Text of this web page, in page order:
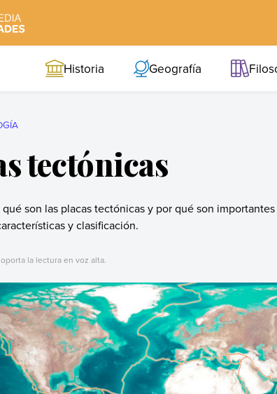
Historia Geografía
tectónicas
qué son las placas tectónicas y por qué son
y clasificación.
la lectura en voz alta.